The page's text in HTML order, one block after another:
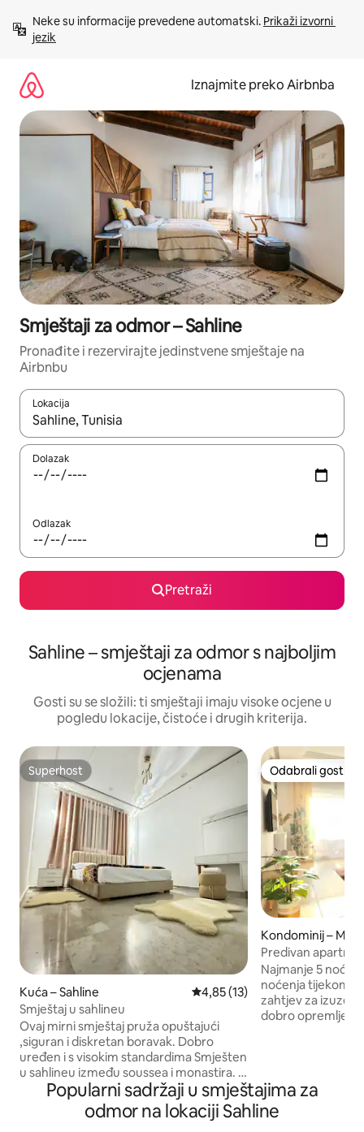
sadržaj
Neke su informacije prevedene automatski. Prikaži izvorni
jezik
Iznajmite preko Airbnba
Smještaji za odmor – Sahline
Pronađite i rezervirajte jedinstvene smještaje na
Airbnbu
Lokacija
Kada budu dostupni rezultati, moći ćete ih pregledati
Dolazak
Odlazak
Pretraži
Sahline – smještaji za odmor s najboljim
ocjenama
Gosti su se složili: ti smještaji imaju visoke ocjene u
pogledu lokacije, čistoće i drugih kriterija.
Superhost
Superhost
Kuća – Sahline Prosječna ocjena: 4,85/5,
4,85 (13)
Smještaj u sahlineu
Ovaj mirni smještaj pruža opuštajući
,siguran i diskretan boravak. Dobro
uređen i s visokim standardima Smješten
u sahlineu između soussea i monastira. U
blizini turističke zone i lanca hotela. 1
minuta do supermarketa 1 minuta do
džamije 4 minute do bolnice Sahline 6
Odabrali gosti
Odabrali gosti
Kondominij –
Predivan
bazenom
Najmanje 5
noćenja tijekom
zahtjev za
dobro opremljen,
osnovne
Piće i voće pri
parkiralište.
Popularni sadržaji u smještajima za
odmor na lokaciji Sahline